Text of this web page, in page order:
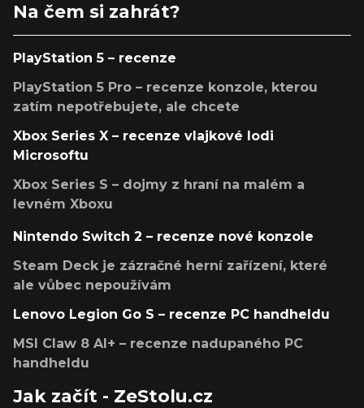
Na čem si zahrát?
PlayStation 5 – recenze
PlayStation 5 Pro – recenze konzole, kterou
zatím nepotřebujete, ale chcete
Xbox Series X – recenze vlajkové lodi
Microsoftu
Xbox Series S – dojmy z hraní na malém a
levném Xboxu
Nintendo Switch 2 – recenze nové konzole
Steam Deck je zázračné herní zařízení, které
ale vůbec nepoužívám
Lenovo Legion Go S – recenze PC handheldu
MSI Claw 8 AI+ – recenze nadupaného PC
handheldu
Jak začít - ZeStolu.cz